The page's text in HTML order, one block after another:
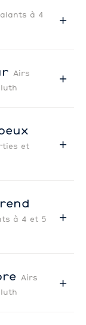
à 4
Airs
et
à 4 et 5
Airs